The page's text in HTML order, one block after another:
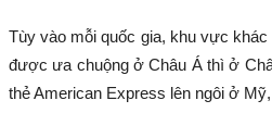
Tùy vào mỗi quốc gia, khu vực
được ưa chuộng ở Châu Á thì ở
thẻ American Express lên ngôi ở